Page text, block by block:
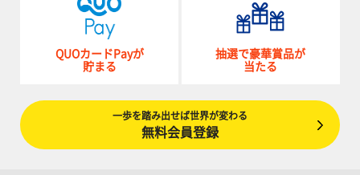
QUOカードPayが
貯まる
抽選で豪華賞品が
当たる
一歩を踏み出せば世界が変わる
無料会員登録